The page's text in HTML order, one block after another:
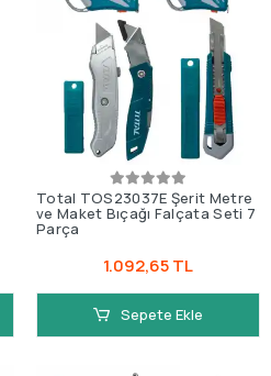
Total TOS23037E Şerit Metre
ve Maket Bıçağı Falçata Seti 7
Parça
1.092,65 TL
Sepete Ekle